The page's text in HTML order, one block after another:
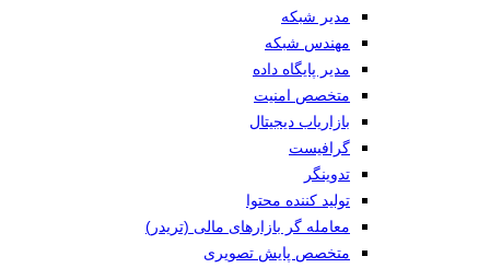
مدیر شبکه
مهندس شبکه
مدیر پایگاه داده
متخصص امنیت
بازاریاب دیجیتال
گرافیست
تدوینگر
تولید کننده محتوا
معامله گر بازارهای مالی (تریدر)
متخصص پایش تصویری